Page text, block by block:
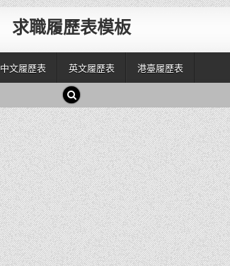
求職履歷表模板
中文履歷表 英文履歷表 港臺履歷表